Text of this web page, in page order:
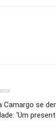
Camargo se
‘Um